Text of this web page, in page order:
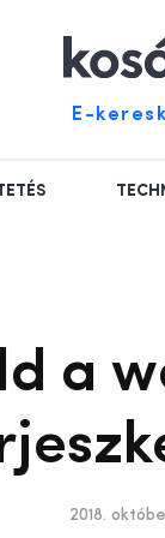
E-
a
2018.